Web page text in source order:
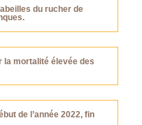
du rucher de
la mortalité élevée des
de l’année 2022, fin